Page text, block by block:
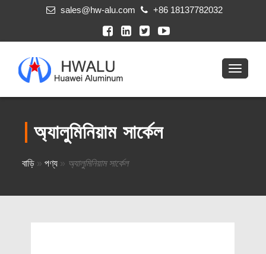
sales@hw-alu.com +86 18137782032
অ্যালুমিনিয়াম সার্কেল
বাড়ি »পণ্য » অ্যালুমিনিয়াম সার্কেল